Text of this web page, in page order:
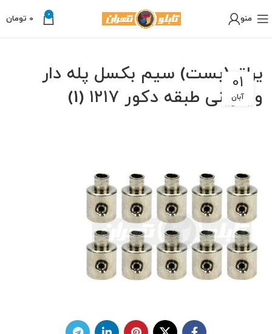
منو 0
0 تومان
یراق (بست) سیم بکسل پله دار
ویترینی طبقه دکور ۱۲۱۷ (1)
01
آبان